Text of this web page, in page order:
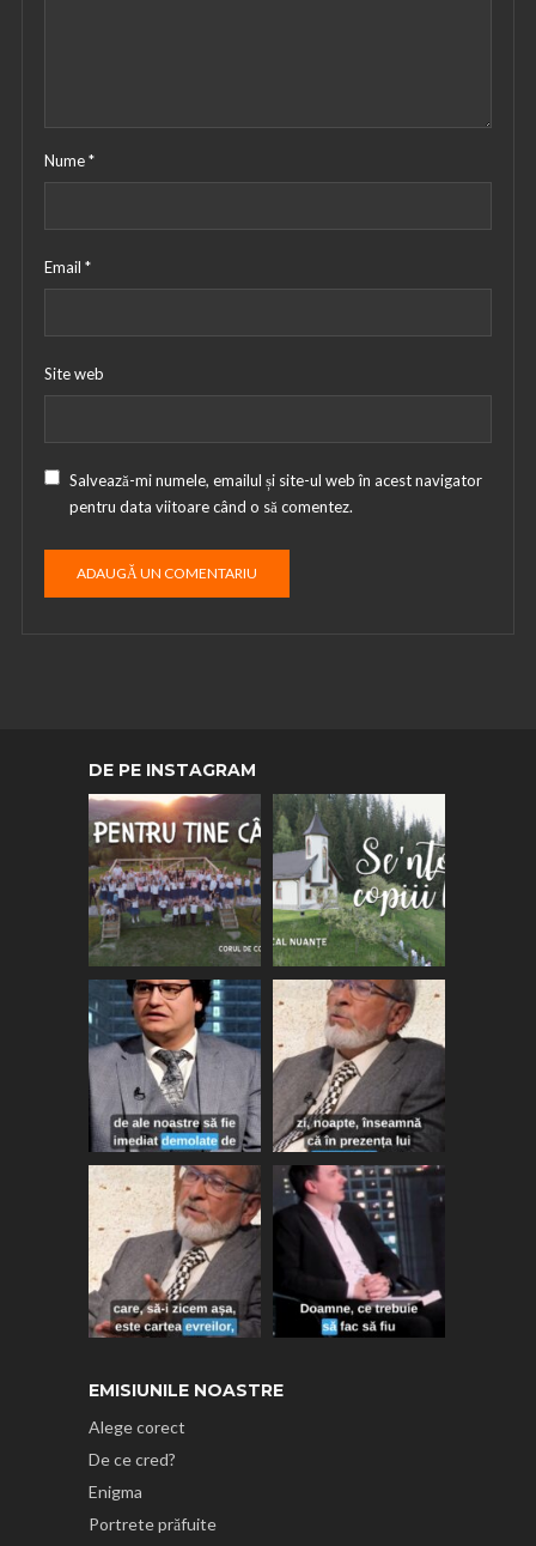
Nume*
Email *
Site web
Salvează-mi numele, emailul și site-ul web în acest navigator
pentru data viitoare când o să comentez.
DE PE INSTAGRAM
EMISIUNILE NOASTRE
Alege corect
De ce cred?
Enigma
Portrete prăfuite